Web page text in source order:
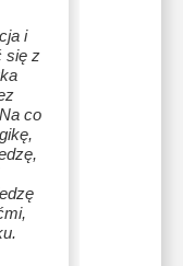
i
się z
co